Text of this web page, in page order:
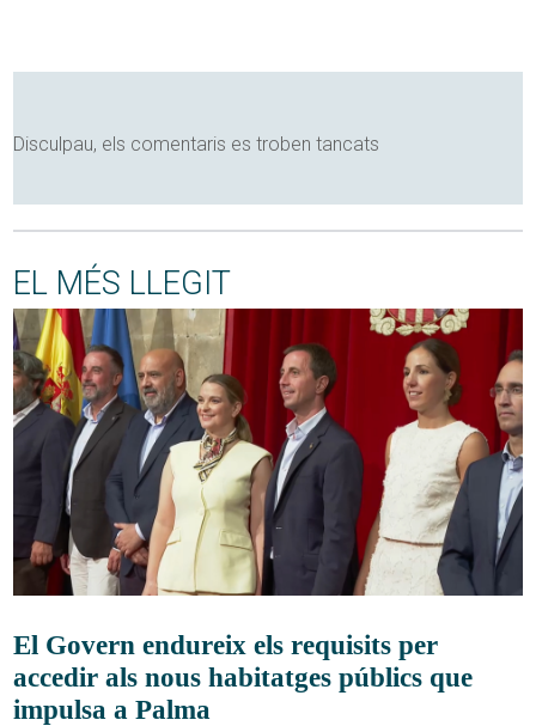
Disculpau, els comentaris es troben tancats
EL MÉS LLEGIT
El Govern endureix els requisits per
accedir als nous habitatges públics que
impulsa a Palma